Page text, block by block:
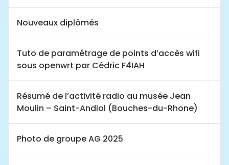
Nouveaux diplômés
Tuto de paramétrage de points d’accès wifi
sous openwrt par Cédric F4IAH
Résumé de l’activité radio au musée Jean
Moulin – Saint-Andiol (Bouches-du-Rhone)
Photo de groupe AG 2025